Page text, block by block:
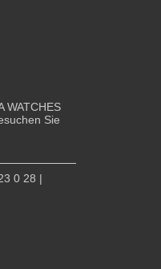
WATCHES
Sie
0 28 |